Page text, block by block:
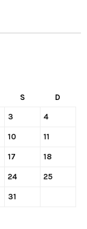
S D
3 4
10 11
17 18
24 25
31